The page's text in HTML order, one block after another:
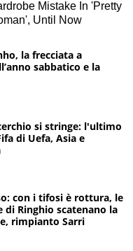
la frecciata a
sabbatico e la
si stringe: l'ultimo
di Uefa, Asia e
con i tifosi è rottura, le
di Ringhio scatenano la
rimpianto Sarri